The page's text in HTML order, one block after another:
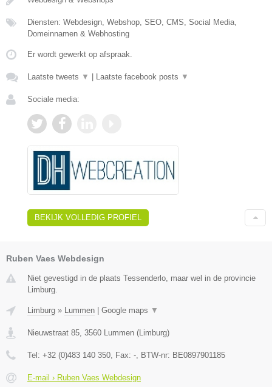
Diensten: Webdesign, Webshop, SEO, CMS, Social Media,
Domeinnamen & Webhosting
Er wordt gewerkt op afspraak.
Laatste tweets ▼ | Laatste facebook posts ▼
Sociale media:
BEKIJK VOLLEDIG PROFIEL
Ruben Vaes Webdesign
Niet gevestigd in de plaats Tessenderlo, maar wel in de provincie
Limburg.
Limburg » Lummen Google maps ▼
Nieuwstraat 85, 3560 Lummen (Limburg)
Tel: +32 (0)483 140 350, Fax: -, BTW-nr: BE0897901185
E-mail › Ruben Vaes Webdesign